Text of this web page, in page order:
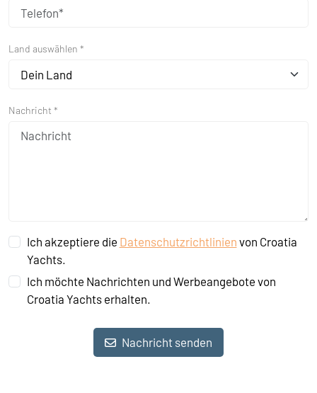
Land auswählen *
Dein Land
Nachricht *
Ich akzeptiere die Datenschutzrichtlinien von Croatia
Yachts.
Ich möchte Nachrichten und Werbeangebote von
Croatia Yachts erhalten.
Nachricht senden